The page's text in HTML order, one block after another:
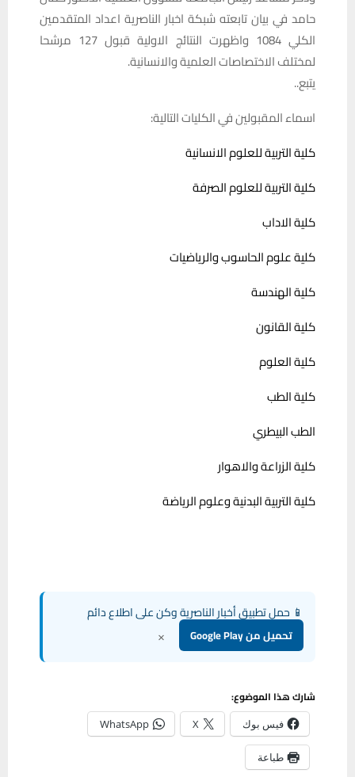
حامد في بيان تابعته شبكة اخبار الناصرية اعداد المتقدمين
الكلي 1084 واظهرت النتائج الاولية قبول 127 مرشحا
لمختلف الاختصاصات العلمية والانسانية.
يتبع..
اسماء المقبولين في الكليات التالية:
كلية التربية للعلوم الانسانية
كلية التربية للعلوم الصرفة
كلية الاداب
كلية علوم الحاسوب والرياضيات
كلية الهندسة
كلية القانون
كلية العلوم
كلية الطب
الطب البيطري
كلية الزراعة والاهوار
كلية التربية البدنية وعلوم الرياضة
📱 حمل تطبيق أخبار الناصرية وكن على اطلاع دائم
تحميل من Google Play ×
شارك هذا الموضوع:
فيس بوك X
WhatsApp
طباعة